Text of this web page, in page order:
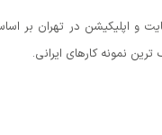
و اپلیکیشن در تهران بر